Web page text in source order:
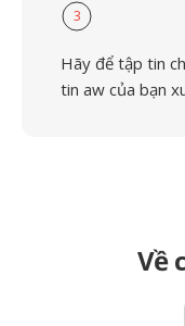
3
Hãy để tập tin
tin aw của bạn
Về